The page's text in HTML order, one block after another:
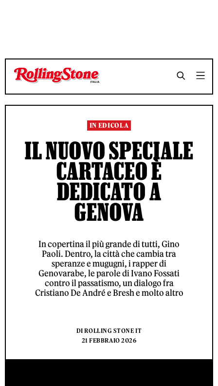
TEMPO DI LETTURA 3 MINUTI
TEMPO DI LETTURA 3 MINUTI
IN EDICOLA
IL NUOVO SPECIALE
CARTACEO È
DEDICATO A
GENOVA
In copertina il più grande di tutti, Gino
Paoli. Dentro, la città che cambia tra
speranze e mugugni, i rapper di
Genovarabe, le parole di Ivano Fossati
contro il passatismo, un dialogo fra
Cristiano De André e Bresh e molto altro
DIROLLING STONE IT
21 FEBBRAIO 2026